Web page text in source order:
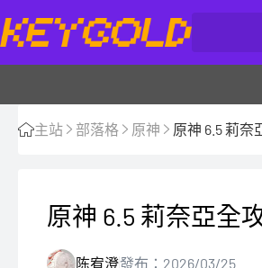
主站 部落格 原神 原神 6.5 莉奈
原神 6.5 莉奈亞全
陈宥澄發布：2026/03/25